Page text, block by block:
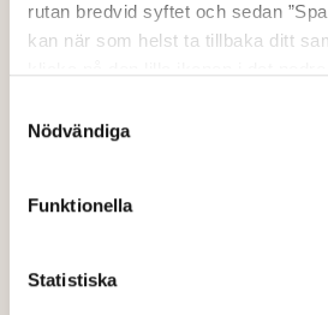
rutan bredvid syftet och sedan
kan när som helst ta tillbaka ditt
använder kakor och andra tekniska
Ta reda på mer om cookies
Nödvändiga
Funktionella
Statistiska